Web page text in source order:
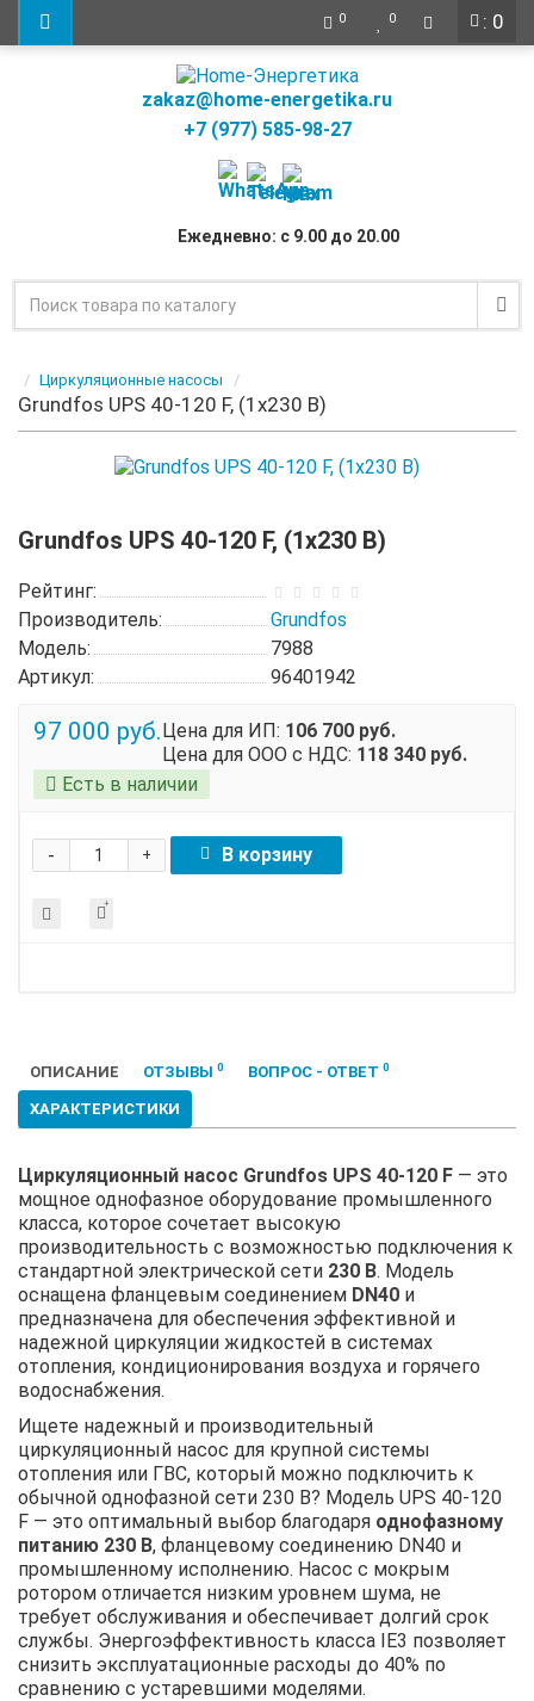
: 0
0 0
zakaz@home-energetika.ru
+7 (977) 585-98-27
Ежедневно: с 9.00 до 20.00
Циркуляционные насосы
Grundfos UPS 40-120 F, (1x230 В)
Grundfos UPS 40-120 F, (1x230 В)
Рейтинг:
Производитель:
Grundfos
Модель:
7988
Артикул:
96401942
97 000 руб.Цена для ИП: 106 700 руб.
Цена для ООО с НДС: 118 340 руб.
Есть в наличии
+
- В корзину
ОПИСАНИЕ ОТЗЫВЫ 0 ВОПРОС - ОТВЕТ 0
ХАРАКТЕРИСТИКИ
Циркуляционный насос Grundfos UPS 40-120 F — это
мощное однофазное оборудование промышленного
класса, которое сочетает высокую
производительность с возможностью подключения к
стандартной электрической сети 230 В. Модель
оснащена фланцевым соединением DN40 и
предназначена для обеспечения эффективной и
надежной циркуляции жидкостей в системах
отопления, кондиционирования воздуха и горячего
водоснабжения.
Ищете надежный и производительный
циркуляционный насос для крупной системы
отопления или ГВС, который можно подключить к
обычной однофазной сети 230 В? Модель UPS 40-120
F — это оптимальный выбор благодаря однофазному
питанию 230 В, фланцевому соединению DN40 и
промышленному исполнению. Насос с мокрым
ротором отличается низким уровнем шума, не
требует обслуживания и обеспечивает долгий срок
службы. Энергоэффективность класса IE3 позволяет
снизить эксплуатационные расходы до 40% по
сравнению с устаревшими моделями.